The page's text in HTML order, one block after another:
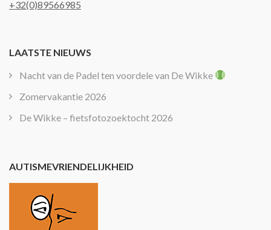
+32(0)89566985
LAATSTE NIEUWS
Nacht van de Padel ten voordele van De Wikke
Zomervakantie 2026
De Wikke – fietsfotozoektocht 2026
AUTISMEVRIENDELIJKHEID